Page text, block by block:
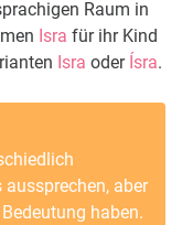
Raum in
Isra für ihr Kind
Isra oder Ísra.
aber
haben.